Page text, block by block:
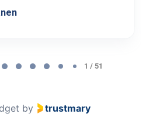
1 / 51
by trustmary